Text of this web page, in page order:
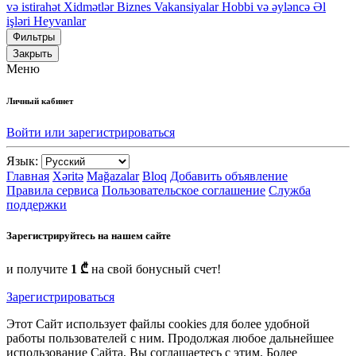
və istirahət Xidmətlər Biznes Vakansiyalar Hobbi və əyləncə Əl
işləri Heyvanlar
Фильтры
Закрыть
Меню
Личный кабинет
Войти или зарегистрироваться
Язык:
Главная Xəritə Mağazalar Bloq Добавить объявление
Правила сервиса Пользовательское соглашение Служба
поддержки
Зарегистрируйтесь на нашем сайте
и получите 1 ₾ на свой бонусный счет!
Зарегистрироваться
Этот Сайт использует файлы cookies для более удобной
работы пользователей с ним. Продолжая любое дальнейшее
использование Сайта, Вы соглашаетесь с этим. Более